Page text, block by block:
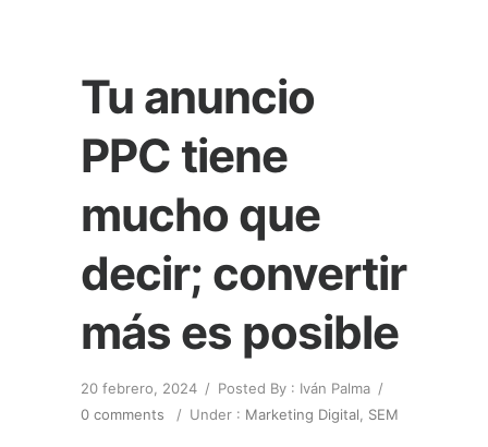
Tu anuncio
PPC tiene
mucho que
decir; convertir
más es posible
20 febrero, 2024 / Posted By : Iván Palma /
0 comments
/ Under : Marketing Digital SEM